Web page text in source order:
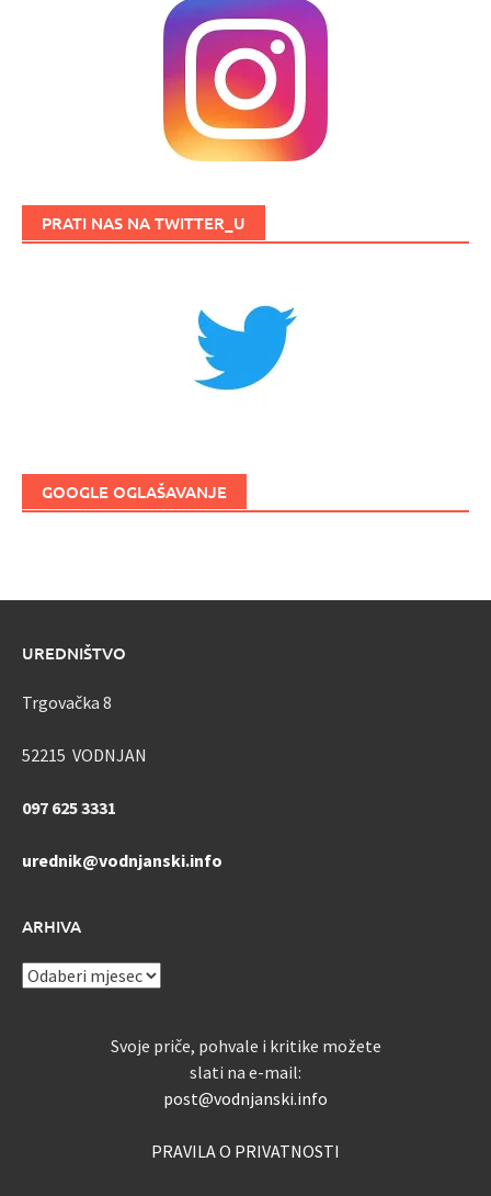
PRATI NAS NA TWITTER_U
GOOGLE OGLAŠAVANJE
UREDNIŠTVO
Trgovačka 8
52215 VODNJAN
097 625 3331
urednik@vodnjanski.info
ARHIVA
ARHIVA
Svoje priče, pohvale i kritike možete
slati na e-mail:
post@vodnjanski.info
PRAVILA O PRIVATNOSTI